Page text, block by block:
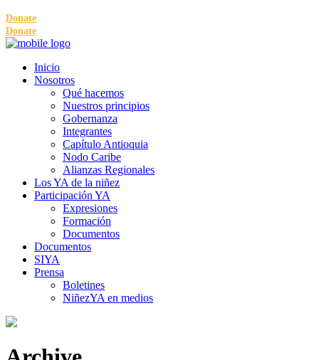
Donate
Donate
Inicio
Nosotros
Qué hacemos
Nuestros principios
Gobernanza
Integrantes
Capítulo Antioquia
Nodo Caribe
Alianzas Regionales
Los YA de la niñez
Participación YA
Expresiones
Formación
Documentos
Documentos
SIYA
Prensa
Boletines
NiñezYA en medios